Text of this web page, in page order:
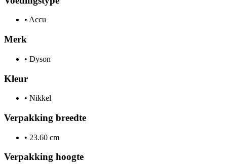
• Accu
Merk
• Dyson
Kleur
• Nikkel
Verpakking breedte
• 23.60 cm
Verpakking hoogte